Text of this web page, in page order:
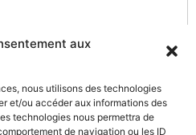
aux
nous utilisons des technologies
et/ou accéder aux informations des
technologies nous permettra de
de navigation ou les ID
d'information